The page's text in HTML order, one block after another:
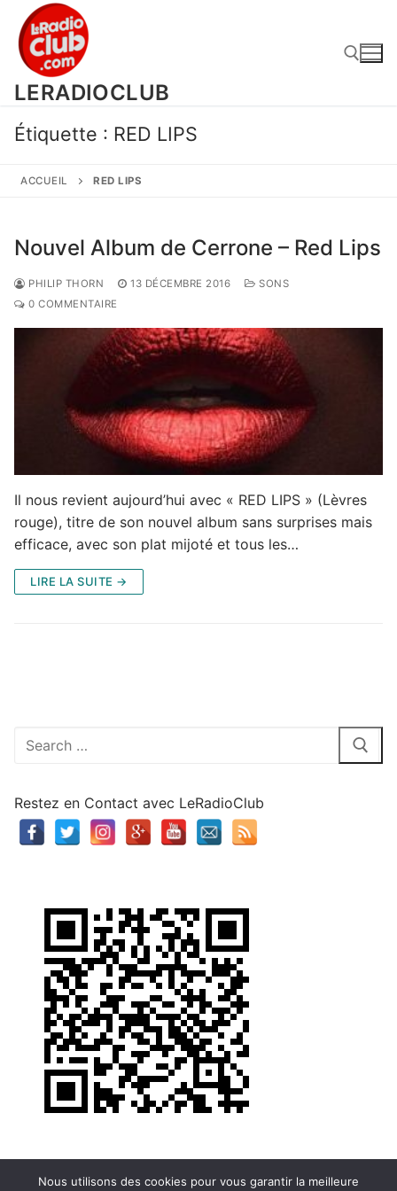
contenu
LERADIOCLUB
Rechercher :
Étiquette : RED LIPS
ACCUEIL RED LIPS
Nouvel Album de Cerrone – Red Lips
PHILIP THORN 13 DÉCEMBRE 2016
SONS
0 COMMENTAIRE
Il nous revient aujourd’hui avec « RED LIPS » (Lèvres
rouge), titre de son nouvel album sans surprises mais
efficace, avec son plat mijoté et tous les…
LIRE LA SUITE →
Rechercher
Restez en Contact avec LeRadioClub
Nous utilisons des cookies pour vous garantir la meilleure